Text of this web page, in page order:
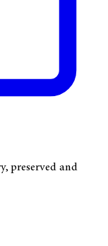
preserved and